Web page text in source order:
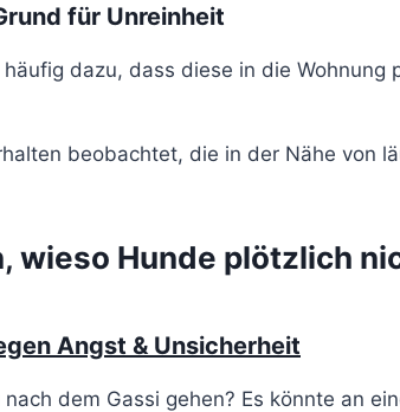
für Unreinheit
dazu, dass diese in die
beobachtet, die in der Nähe von
wieso Hunde plötzlich
Angst & Unsicherheit
dem Gassi gehen? Es könnte an